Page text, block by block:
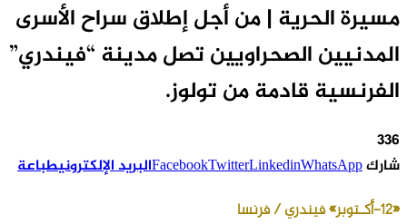
مسيرة الحرية | من أجل إطلاق سراح الأسرى
المدنيين الصحراويين تصل مدينة “فيندري”
الفرنسية قادمة من تولوز.
336
شارك
FacebookTwitterLinkedinWhatsApp البريد الإلكترونيطباعة
«12-أكـتوبر» فيندري /
فرنسا